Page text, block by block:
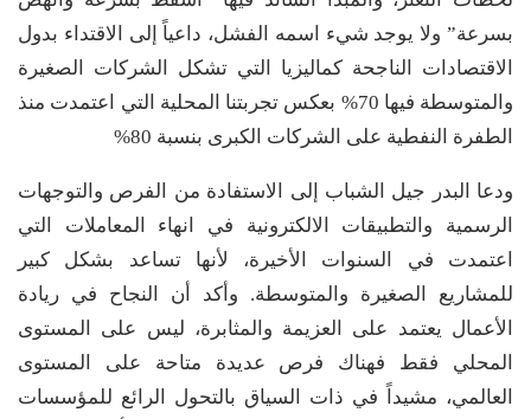
بسرعة” ولا يوجد شيء اسمه الفشل، داعياً إلى الاقتداء بدول
الاقتصادات الناجحة كماليزيا التي تشكل الشركات الصغيرة
والمتوسطة فيها 70% بعكس تجربتنا المحلية التي اعتمدت منذ
الطفرة النفطية على الشركات الكبرى بنسبة 80%
ودعا البدر جيل الشباب إلى الاستفادة من الفرص والتوجهات
الرسمية والتطبيقات الالكترونية في انهاء المعاملات التي
اعتمدت في السنوات الأخيرة، لأنها تساعد بشكل كبير
للمشاريع الصغيرة والمتوسطة. وأكد أن النجاح في ريادة
الأعمال يعتمد على العزيمة والمثابرة، ليس على المستوى
المحلي فقط فهناك فرص عديدة متاحة على المستوى
العالمي، مشيداً في ذات السياق بالتحول الرائع للمؤسسات